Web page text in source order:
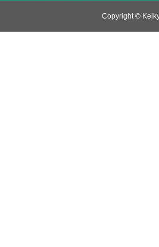
Copyright ©